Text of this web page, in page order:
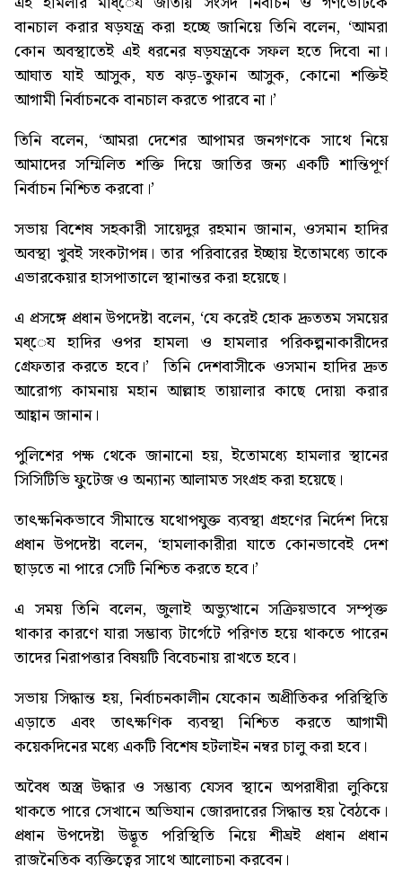
বানচাল করার ষড়যন্ত্র করা হচ্ছে জানিয়ে তিনি বলেন, ‘আমরা
কোন অবস্থাতেই এই ধরনের ষড়যন্ত্রকে সফল হতে দিবো না।
আঘাত যাই আসুক, যত ঝড়-তুফান আসুক, কোনো শক্তিই
আগামী নির্বাচনকে বানচাল করতে পারবে না।’
তিনি বলেন, ‘আমরা দেশের আপামর জনগণকে সাথে নিয়ে
আমাদের সম্মিলিত শক্তি দিয়ে জাতির জন্য একটি শান্তিপূর্ণ
নির্বাচন নিশ্চিত করবো।’
সভায় বিশেষ সহকারী সায়েদুর রহমান জানান, ওসমান হাদির
অবস্থা খুবই সংকটাপন্ন। তার পরিবারের ইচ্ছায় ইতোমধ্যে তাকে
এভারকেয়ার হাসপাতালে স্থানান্তর করা হয়েছে।
এ প্রসঙ্গে প্রধান উপদেষ্টা বলেন, ‘যে করেই হোক দ্রুততম সময়ের
মধ্েয হাদির ওপর হামলা ও হামলার পরিকল্পনাকারীদের
গ্রেফতার করতে হবে।’ তিনি দেশবাসীকে ওসমান হাদির দ্রুত
আরোগ্য কামনায় মহান আল্লাহ তায়ালার কাছে দোয়া করার
আহ্বান জানান।
পুলিশের পক্ষ থেকে জানানো হয়, ইতোমধ্যে হামলার স্থানের
সিসিটিভি ফুটেজ ও অন্যান্য আলামত সংগ্রহ করা হয়েছে।
তাৎক্ষনিকভাবে সীমান্তে যথোপযুক্ত ব্যবস্থা গ্রহণের নির্দেশ দিয়ে
প্রধান উপদেষ্টা বলেন, ‘হামলাকারীরা যাতে কোনভাবেই দেশ
ছাড়তে না পারে সেটি নিশ্চিত করতে হবে।’
এ সময় তিনি বলেন, জুলাই অভ্যুত্থানে সক্রিয়ভাবে সম্পৃক্ত
থাকার কারণে যারা সম্ভাব্য টার্গেটে পরিণত হয়ে থাকতে পারেন
তাদের নিরাপত্তার বিষয়টি বিবেচনায় রাখতে হবে।
সভায় সিদ্ধান্ত হয়, নির্বাচনকালীন যেকোন অপ্রীতিকর পরিস্থিতি
এড়াতে এবং তাৎক্ষণিক ব্যবস্থা নিশ্চিত করতে আগামী
কয়েকদিনের মধ্যে একটি বিশেষ হটলাইন নম্বর চালু করা হবে।
অবৈধ অস্ত্র উদ্ধার ও সম্ভাব্য যেসব স্থানে অপরাধীরা লুকিয়ে
থাকতে পারে সেখানে অভিযান জোরদারের সিদ্ধান্ত হয় বৈঠকে।
প্রধান উপদেষ্টা উদ্ভূত পরিস্থিতি নিয়ে শীঘ্রই প্রধান প্রধান
রাজনৈতিক ব্যক্তিত্বের সাথে আলোচনা করবেন।